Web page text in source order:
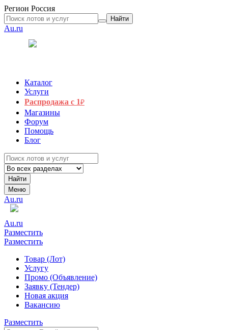
Регион Россия
Найти
Au.ru
Каталог
Услуги
Распродажа с 1₽
Магазины
Форум
Помощь
Блог
Найти
Меню
Au.ru
Au.ru
Разместить
Разместить
Товар (Лот)
Услугу
Промо (Объявление)
Заявку (Тендер)
Новая акция
Вакансию
Разместить